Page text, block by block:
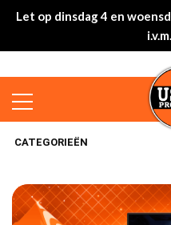
Let op dinsdag 4 en
CATEGORIEËN